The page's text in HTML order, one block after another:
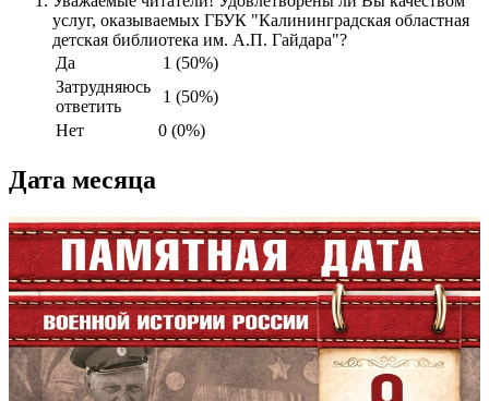
услуг, оказываемых ГБУК "Калининградская областная
детская библиотека им. А.П. Гайдара"?
Да
1 (50%)
Затрудняюсь
ответить
1 (50%)
Нет
0 (0%)
Дата месяца